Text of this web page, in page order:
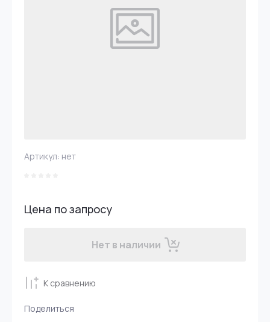
Артикул: нет
Цена по запросу
Нет в наличии
К сравнению
Поделиться